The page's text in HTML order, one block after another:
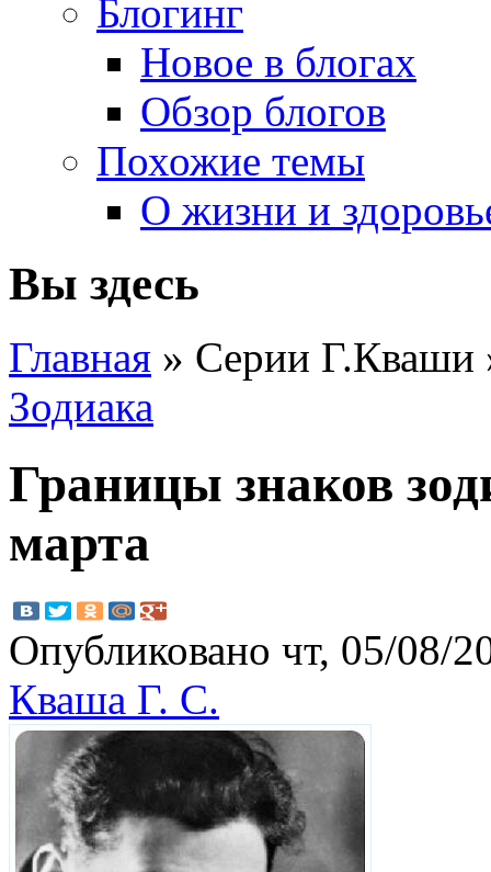
Блогинг
Новое в блогах
Обзор блогов
Похожие темы
О жизни и
Вы здесь
Главная » Серии
Зодиака
Границы знаков
марта
Опубликовано чт, 05/08/
Кваша Г. С.